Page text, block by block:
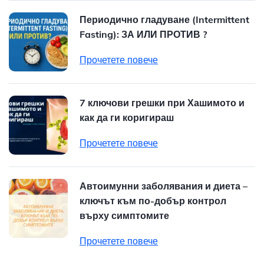
Периодично гладуване (Intermittent
Fasting): ЗА ИЛИ ПРОТИВ ?
Прочетете повече
7 ключови грешки при Хашимото и
как да ги коригираш
Прочетете повече
Автоимунни заболявания и диета –
ключът към по-добър контрол
върху симптомите
Прочетете повече